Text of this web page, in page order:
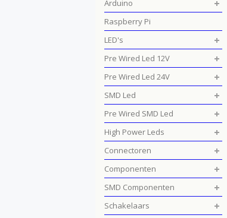
Arduino
Raspberry Pi
LED's
Pre Wired Led 12V
Pre Wired Led 24V
SMD Led
Pre Wired SMD Led
High Power Leds
Connectoren
Componenten
SMD Componenten
Schakelaars